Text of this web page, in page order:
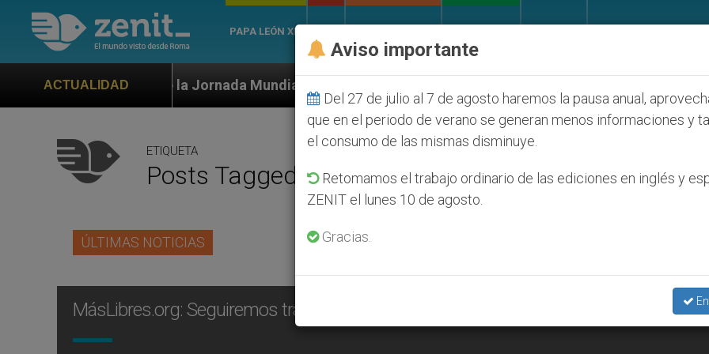
PAPA LEÓN XIV
ACTUALIDAD
de la Jornada Mundial de la Juventud Seúl 2027 ONU se pronuncia ante caso de obispo
ETIQUETA
Posts Tagged ‘sharia’
ÚLTIMAS NOTICIAS
MásLibres.org: Seguiremos trabajando hasta que Asia Bibi salga de la cárcel
Aviso importante
Del 27 de julio al 7 de agosto haremos la pausa anual,
que en el periodo de verano se generan menos informaciones y
el consumo de las mismas disminuye.
Retomamos el trabajo ordinario de las ediciones en inglés y
ZENIT el lunes 10 de agosto.
Gracias.